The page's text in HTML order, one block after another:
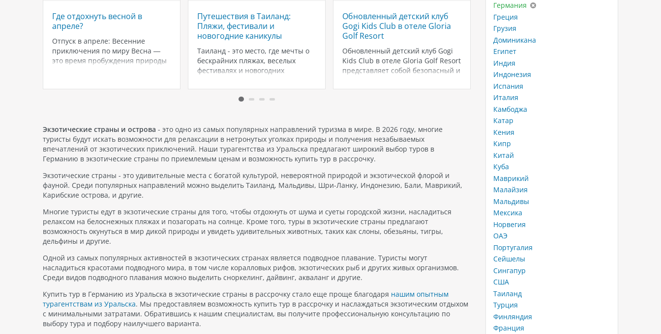
Где отдохнуть весной в
апреле?
Отпуск в апреле: Весенние
приключения по миру Весна —
это время пробуждения природы
свой отпуск в апреле, то мы
рассмотрим…
Путешествия в Таиланд:
Пляжи, фестивали и
новогодние каникулы
Таиланд - это место, где мечты о
бескрайних пляжах, веселых
фестивалях и новогодних
реальностью. Это удивительное
место привлекает
гостеприимством. Давайте
отправимся в виртуальное
путешествие по этой невероятной
стране и узнаем, почему…
Обновленный детский клуб
Gogi Kids Club в отеле Gloria
Golf Resort
Обновленный детский клуб Gogi
Kids Club в отеле Gloria Golf Resort
представляет собой безопасный и
маленьких гостей, наполненный
костюмированные игры,
увлекательный поиск сокровищ,
веселые соревнования,
выступления клоунов, создание
Корабли класса Lirica MSC
Корабли класса Lirica MSC - это
современные круизные лайнеры,
предназначенные для
путешествий по всему миру. Класс
Lirica был разработан и
произведен итальянской
компанией MSC Cruises, которая
является одной из ведущих
компаний в индустрии круизов.
Корабли класса Lirica Входящие
лайнеры в…
Экзотические страны и острова - это одно из самых популярных направлений туризма в мире. В 2026 году, многие
туристы будут искать возможности для релаксации в нетронутых уголках природы и получения незабываемых
впечатлений от экзотических приключений. Наши турагентства из Уральска предлагают широкий выбор туров в
Германию в экзотические страны по приемлемым ценам и возможность купить тур в рассрочку.
Экзотические страны - это удивительные места с богатой культурой, невероятной природой и экзотической флорой и
фауной. Среди популярных направлений можно выделить Таиланд, Мальдивы, Шри-Ланку, Индонезию, Бали, Маврикий,
Карибские острова, и другие.
Многие туристы едут в экзотические страны для того, чтобы отдохнуть от шума и суеты городской жизни, насладиться
релаксом на белоснежных пляжах и позагорать на солнце. Кроме того, туры в экзотические страны предлагают
возможность окунуться в мир дикой природы и увидеть удивительных животных, таких как слоны, обезьяны, тигры,
дельфины и другие.
Одной из самых популярных активностей в экзотических странах является подводное плавание. Туристы могут
насладиться красотами подводного мира, в том числе коралловых рифов, экзотических рыб и других живых организмов.
Среди видов подводного плавания можно выделить сноркелинг, дайвинг, акваланг и другие.
Купить тур в Германию из Уральска в экзотические страны в рассрочку стало еще проще благодаря нашим опытным
турагентствам из Уральска. Мы предоставляем возможность купить тур в рассрочку и наслаждаться экзотическим отдыхом
с минимальными затратами. Обратившись к нашим специалистам, вы получите профессиональную консультацию по
выбору тура и подбору наилучшего варианта.
Германия
Греция
Грузия
Доминикана
Египет
Индия
Индонезия
Испания
Италия
Камбоджа
Катар
Кения
Кипр
Китай
Куба
Маврикий
Малайзия
Мальдивы
Мексика
Норвегия
ОАЭ
Португалия
Сейшелы
Сингапур
США
Таиланд
Турция
Финляндия
Франция